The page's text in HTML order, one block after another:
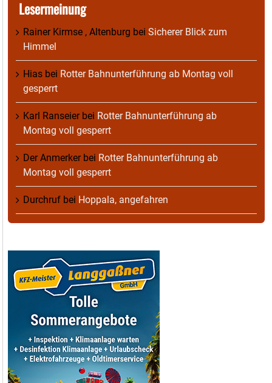
Lesermeinung
Rainer Kirmse , Altenburg bei Sicherer Blick zum
Himmel
Hias bei Rotter Bahnunterführung ab Montag voll
gesperrt
Karl Ranseierbei Rotter Bahnunterführung ab
Montag voll gesperrt
Der Anmerkerbei Rotter Bahnunterführung ab
Montag voll gesperrt
Durchruf bei Hoppala, angefahren